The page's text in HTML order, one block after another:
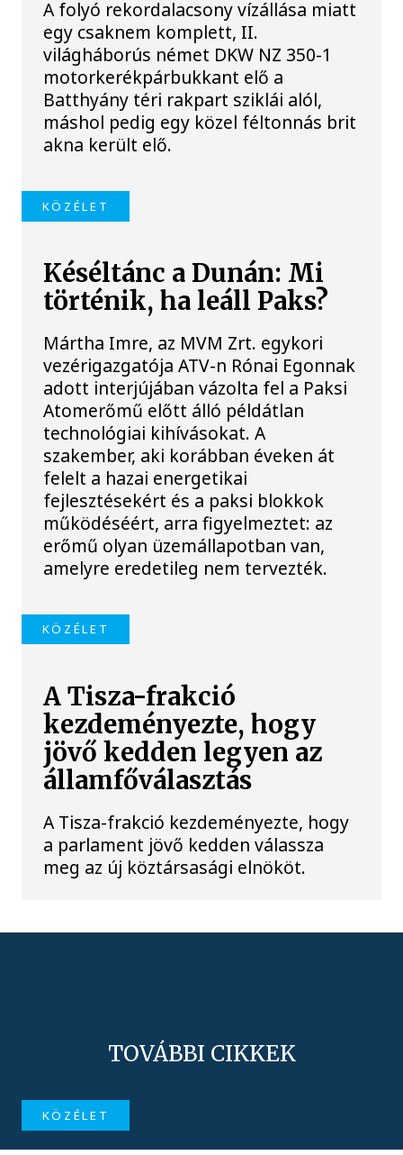
A folyó rekordalacsony vízállása miatt
egy csaknem komplett, II.
világháborús német DKW NZ 350-1
motorkerékpárbukkant elő a
Batthyány téri rakpart sziklái alól,
máshol pedig egy közel féltonnás brit
akna került elő.
KÖZÉLET
Késéltánc a Dunán: Mi
történik, ha leáll Paks?
Mártha Imre, az MVM Zrt. egykori
vezérigazgatója ATV-n Rónai Egonnak
adott interjújában vázolta fel a Paksi
Atomerőmű előtt álló példátlan
technológiai kihívásokat. A
szakember, aki korábban éveken át
felelt a hazai energetikai
fejlesztésekért és a paksi blokkok
működéséért, arra figyelmeztet: az
erőmű olyan üzemállapotban van,
amelyre eredetileg nem tervezték.
KÖZÉLET
A Tisza-frakció
kezdeményezte, hogy
jövő kedden legyen az
államfőválasztás
A Tisza-frakció kezdeményezte, hogy
a parlament jövő kedden válassza
meg az új köztársasági elnököt.
TOVÁBBI CIKKEK
KÖZÉLET